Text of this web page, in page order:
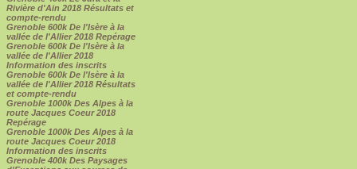
Rivière d'Ain 2018 Résultats et
compte-rendu
Grenoble 600k De l'Isère à la
vallée de l'Allier 2018 Repérage
Grenoble 600k De l'Isère à la
vallée de l'Allier 2018
Information des inscrits
Grenoble 600k De l'Isère à la
vallée de l'Allier 2018 Résultats
et compte-rendu
Grenoble 1000k Des Alpes à la
route Jacques Coeur 2018
Repérage
Grenoble 1000k Des Alpes à la
route Jacques Coeur 2018
Information des inscrits
Grenoble 400k Des Paysages